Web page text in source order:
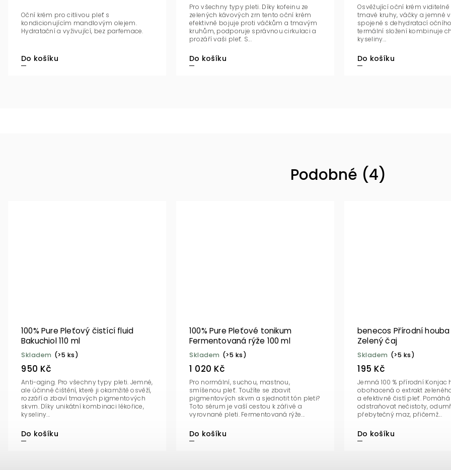
Do košíku
Oční krém pro citlivou pleť s
kondicionujícím mandlovým olejem.
Hydratační a vyživující, bez parfemace.
Do košíku
Pro všechny typy pleti. Díky kofeinu ze
zelených kávových zrn tento oční krém
efektivně bojuje proti váčkům a tmavým
kruhům, podporuje správnou cirkulaci a
prozáří vaši pleť. S...
Do košíku
Osvěžující oční krém
tmavé kruhy, váčky a jemné
spojené s dehydratací
termální složení kombinuje
kyseliny...
Podobné (4)
100% Pure Pleťový čistící fluid
Bakuchiol 110 ml
Skladem (>5 ks)
950 Kč
Do košíku
Anti-aging. Pro všechny typy pleti. Jemné,
ale účinné čištění, které ji okamžitě osvěží,
rozzáří a zbaví tmavých pigmentových
skvrn. Díky unikátní kombinaci lékořice,
kyseliny...
100% Pure Pleťové tonikum
Fermentovaná rýže 100 ml
Skladem (>5 ks)
1 020 Kč
Do košíku
Pro normální, suchou, mastnou,
smíšenou pleť. Toužíte se zbavit
pigmentových skvrn a sjednotit tón pleti?
Toto sérum je vaší cestou k zářivé a
vyrovnané pleti. Fermentovaná rýže...
benecos Přírodní
Zelený čaj
Skladem (>5 ks)
195 Kč
Do košíku
Jemná 100 % přírodní Konjac
obohacená o extrakt
a efektivně čistí pleť. Pomáhá
odstraňovat nečistoty,
přebytečný maz, přičemž...